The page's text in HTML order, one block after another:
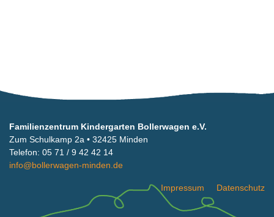
Familienzentrum Kindergarten Bollerwagen e.V.
Zum Schulkamp 2a • 32425 Minden
Telefon: 05 71 / 9 42 42 14
info@bollerwagen-minden.de
Impressum Datenschutz